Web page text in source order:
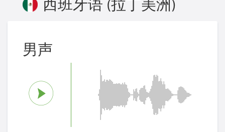
西班牙语 (拉丁美洲)
男声